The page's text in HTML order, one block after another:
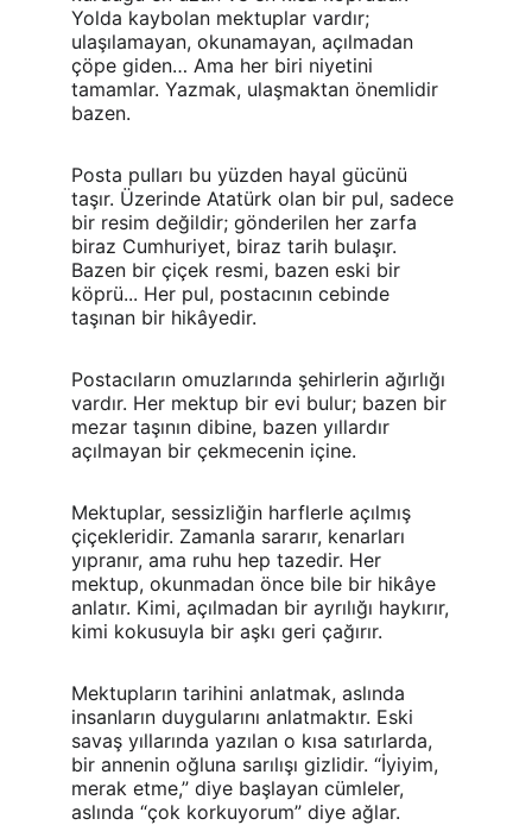
Yolda kaybolan mektuplar vardır;
ulaşılamayan, okunamayan, açılmadan
çöpe giden… Ama her biri niyetini
tamamlar. Yazmak, ulaşmaktan önemlidir
bazen.
Posta pulları bu yüzden hayal gücünü
taşır. Üzerinde Atatürk olan bir pul, sadece
bir resim değildir; gönderilen her zarfa
biraz Cumhuriyet, biraz tarih bulaşır.
Bazen bir çiçek resmi, bazen eski bir
köprü... Her pul, postacının cebinde
taşınan bir hikâyedir.
Postacıların omuzlarında şehirlerin ağırlığı
vardır. Her mektup bir evi bulur; bazen bir
mezar taşının dibine, bazen yıllardır
açılmayan bir çekmecenin içine.
Mektuplar, sessizliğin harflerle açılmış
çiçekleridir. Zamanla sararır, kenarları
yıpranır, ama ruhu hep tazedir. Her
mektup, okunmadan önce bile bir hikâye
anlatır. Kimi, açılmadan bir ayrılığı haykırır,
kimi kokusuyla bir aşkı geri çağırır.
Mektupların tarihini anlatmak, aslında
insanların duygularını anlatmaktır. Eski
savaş yıllarında yazılan o kısa satırlarda,
bir annenin oğluna sarılışı gizlidir. “İyiyim,
merak etme,” diye başlayan cümleler,
aslında “çok korkuyorum” diye ağlar.